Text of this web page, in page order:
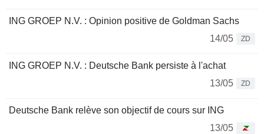
ING GROEP N.V. : Opinion positive de Goldman Sachs
14/05
ZD
ING GROEP N.V. : Deutsche Bank persiste à l'achat
13/05
ZD
Deutsche Bank relève son objectif de cours sur ING
13/05